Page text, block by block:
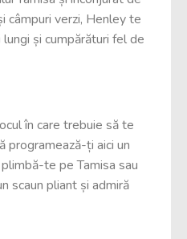
câmpuri verzi, Henley te
și cumpărături fel de
în care trebuie să te
programează-ți aici un
plimbă-te pe Tamisa sau
scaun pliant și admiră